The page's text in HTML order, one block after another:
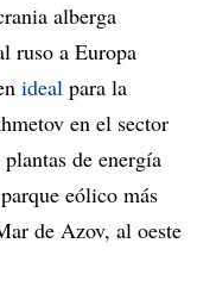
alberga
ruso a Europa
ideal para la
en el sector
de energía
eólico más
de Azov, al oeste